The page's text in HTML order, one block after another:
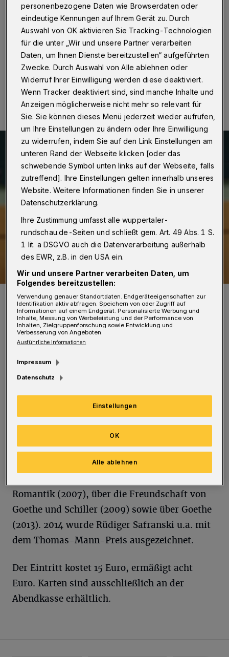
Freitag (5. Juni 2015) eine Lesung mit Rüdiger
Safranski im Kulturzentrum Immanuelskirche
(Sternstraße 73). An diesem Abend präsentiert er sein
Werk "Goethe — Kunstwerk des Lebens".
04.06.2015 , 14:20 Uhr Eine Minute Lesezeit
Zu Gast in der Immanuelskirche: Rüdiger Safranski.
Foto: Udoweier / Wikipedia
preisgekrönter, in 30 Sprachen übersetzter
Autor u.a. von großen Biographien über E.T.A.
Hoffmann, Heidegger, Nietzsche, Schiller, von
Büchern über die menschlichen Grundfragen,
u.a. über das Böse und die Wahrheit, und
Romantik (2007), über die Freundschaft von
Goethe und Schiller (2009) sowie über Goethe
(2013). 2014 wurde Rüdiger Safranski u.a. mit
dem Thomas-Mann-Preis ausgezeichnet.
Der Eintritt kostet 15 Euro, ermäßigt acht
Euro. Karten sind ausschließlich an der
Abendkasse erhältlich.
personenbezogene Daten wie Browserdaten oder
eindeutige Kennungen auf Ihrem Gerät zu. Durch
Auswahl von OK aktivieren Sie Tracking-Technologien
für die unter „Wir und unsere Partner verarbeiten
Daten, um Ihnen Dienste bereitzustellen“ aufgeführten
Zwecke. Durch Auswahl von Alle ablehnen oder
Widerruf Ihrer Einwilligung werden diese deaktiviert.
Wenn Tracker deaktiviert sind, sind manche Inhalte und
Anzeigen möglicherweise nicht mehr so relevant für
Sie. Sie können dieses Menü jederzeit wieder aufrufen,
um Ihre Einstellungen zu ändern oder Ihre Einwilligung
zu widerrufen, indem Sie auf den Link Einstellungen am
unteren Rand der Webseite klicken [oder das
schwebende Symbol unten links auf der Webseite, falls
zutreffend]. Ihre Einstellungen gelten innerhalb unseres
Website. Weitere Informationen finden Sie in unserer
Datenschutzerklärung.
Ihre Zustimmung umfasst alle wuppertaler-
rundschau.de-Seiten und schließt gem. Art. 49 Abs. 1 S.
1 lit. a DSGVO auch die Datenverarbeitung außerhalb
des EWR, z.B. in den USA ein.
Wir und unsere Partner verarbeiten Daten, um
Folgendes bereitzustellen:
Verwendung genauer Standortdaten. Endgeräteeigenschaften zur
Identifikation aktiv abfragen. Speichern von oder Zugriff auf
Informationen auf einem Endgerät. Personalisierte Werbung und
Inhalte, Messung von Werbeleistung und der Performance von
Inhalten, Zielgruppenforschung sowie Entwicklung und
Verbesserung von Angeboten.
Ausführliche Informationen
Impressum
Datenschutz
Einstellungen
Alle ablehnen
OK